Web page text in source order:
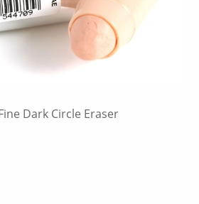
Dark Circle Eraser